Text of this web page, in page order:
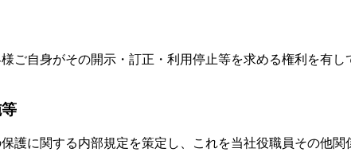
ご自身がその開示・訂正・利用停止等を求める権利を有
護に関する内部規定を策定し、これを当社役職員その他